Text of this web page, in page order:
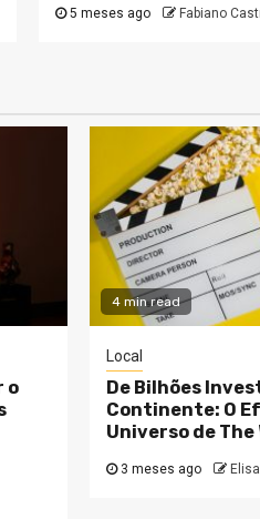
5 meses ago Fabiano
o
4 min read
Local
De Bilhões
Continente: O
Universo de
3 meses ago